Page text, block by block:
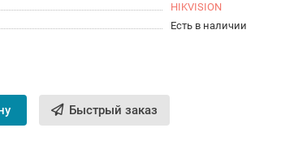
HIKVISION
Есть в наличии
Быстрый заказ